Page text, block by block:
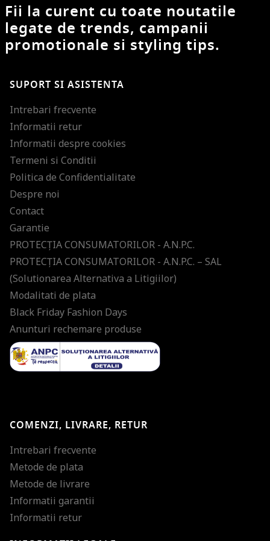
Fii la curent cu toate noutatile
legate de trends, campanii
promotionale si styling tips.
SUPORT SI ASISTENTA
Intrebari frecvente
Informatii retur
Informatii despre cookies
Termeni si Conditii
Politica de Confidentialitate
Despre noi
Contact
Garantie
PROTECŢIA CONSUMATORILOR - A.N.P.C.
PROTECŢIA CONSUMATORILOR - A.N.P.C. – SAL
(Solutionarea Alternativa a Litigiilor)
Modalitati de plata
Black Friday Fashion Days
Anunturi rechemare produse
COMENZI, LIVRARE, RETUR
Intrebari frecvente
Metode de plata
Metode de livrare
Informatii garantii
Informatii retur